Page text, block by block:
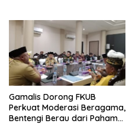
Gamalis Dorong FKUB
Perkuat Moderasi Beragama,
Bentengi Berau dari Paham